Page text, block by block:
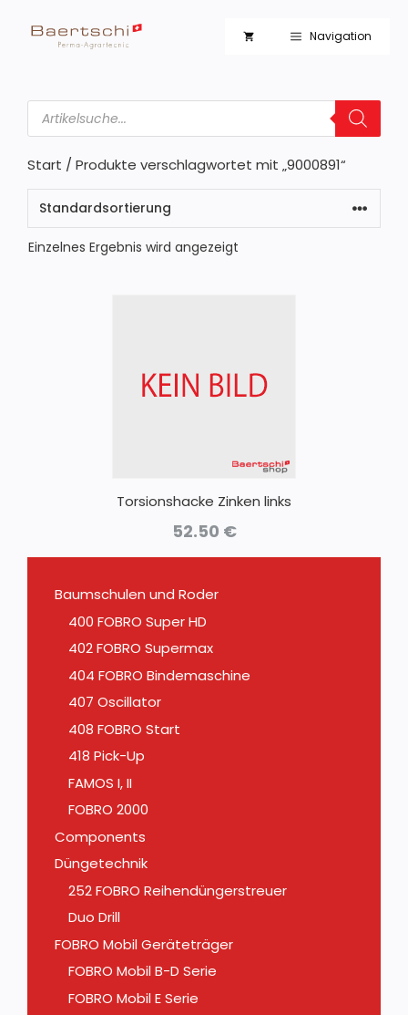
Inhalt
Navigation
Products
search
Start / Produkte verschlagwortet mit „9000891“
Einzelnes Ergebnis wird angezeigt
Torsionshacke Zinken links
52.50 €
Baumschulen und Roder
400 FOBRO Super HD
402 FOBRO Supermax
404 FOBRO Bindemaschine
407 Oscillator
408 FOBRO Start
418 Pick-Up
FAMOS I, II
FOBRO 2000
Components
Düngetechnik
252 FOBRO Reihendüngerstreuer
Duo Drill
FOBRO Mobil Geräteträger
FOBRO Mobil B-D Serie
FOBRO Mobil E Serie